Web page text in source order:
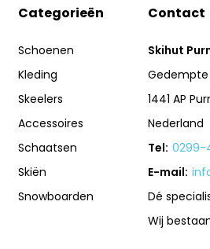
Categorieën
Schoenen
Kleding
Skeelers
Accessoires
Schaatsen
Skiën
Snowboarden
Contact
Skihut
Gedempte
1441 AP
Nederland
Tel: 0299-
E-mail:
Dé
Wij